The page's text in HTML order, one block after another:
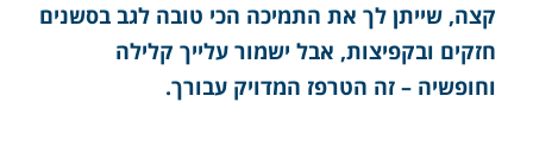
קצה, שייתן לך את התמיכה הכי טובה לגב בסשנים
חזקים ובקפיצות, אבל ישמור עלייך קלילה
וחופשיה – זה הטרפז המדויק עבורך.